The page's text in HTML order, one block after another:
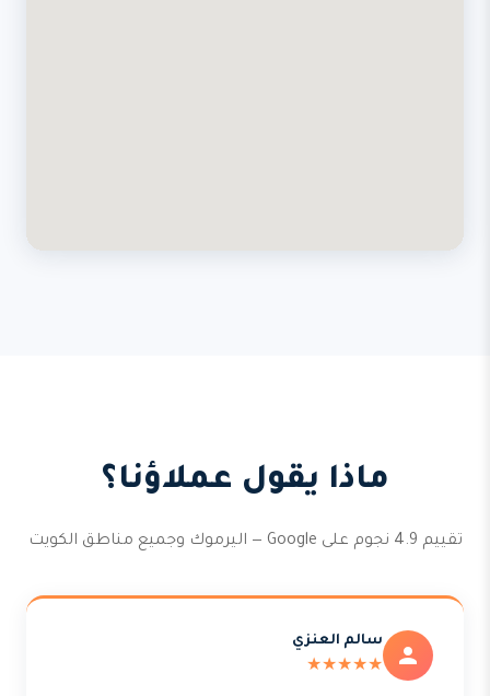
ماذا يقول عملاؤنا؟
تقييم 4.9 نجوم على Google — اليرموك وجميع مناطق الكويت
سالم العنزي
★★★★★